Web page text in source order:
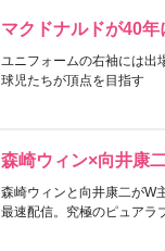
マクドナルドが40年
ユニフォームの右袖には出
球児たちが頂点を目指す
森崎ウィン×向井康
森崎ウィンと向井康二がW
最速配信。究極のピュアラ